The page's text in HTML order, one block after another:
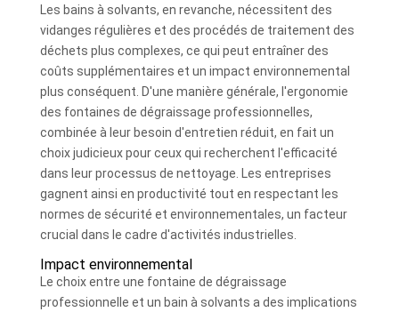
Les bains à solvants, en revanche, nécessitent des
vidanges régulières et des procédés de traitement des
déchets plus complexes, ce qui peut entraîner des
coûts supplémentaires et un impact environnemental
plus conséquent. D'une manière générale, l'ergonomie
des fontaines de dégraissage professionnelles,
combinée à leur besoin d'entretien réduit, en fait un
choix judicieux pour ceux qui recherchent l'efficacité
dans leur processus de nettoyage. Les entreprises
gagnent ainsi en productivité tout en respectant les
normes de sécurité et environnementales, un facteur
crucial dans le cadre d'activités industrielles.
Impact environnemental
Le choix entre une fontaine de dégraissage
professionnelle et un bain à solvants a des implications